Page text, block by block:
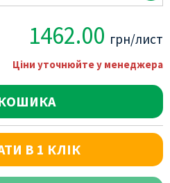
1462.00 грн/лист
Ціни уточнюйте у менеджера
В 1 КЛІК